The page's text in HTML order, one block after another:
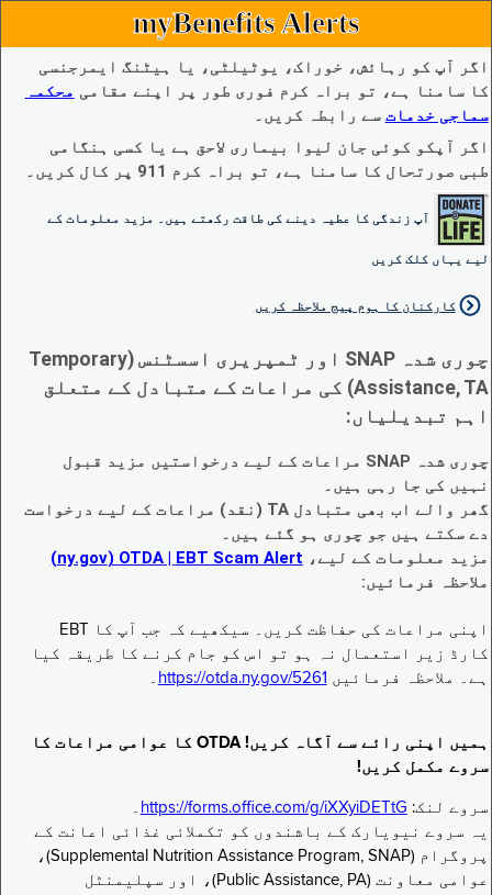
myBenefits Alerts
اگر آپ کو رہائش، خوراک، یوٹیلٹی، یا ہیٹنگ ایمرجنسی
کا سامنا ہے، تو براہ کرم فوری طور پر اپنے مقامی محکمہ
سماجی خدمات سے رابطہ کریں۔
اگر آپکو کوئی جان لیوا بیماری لاحق ہے یا کسی ہنگامی
طبی صورتحال کا سامنا ہے، تو براہ کرم 911 پر کال کریں۔
آپ زندگی کا عطیہ دینے کی طاقت رکھتے ہیں۔ مزید معلومات کے
لیے یہاں کلک کریں
کارکنان کا ہوم پیج ملاحظہ کریں
چوری شدہ SNAP اور ٹمپریری اسسٹنس (Temporary
Assistance, TA) کی مراعات کے متبادل کے متعلق
اہم تبدیلیاں:
چوری شدہ SNAP مراعات کے لیے درخواستیں مزید قبول
نہیں کی جا رہی ہیں۔
گھر والے اب بھی متبادل TA (نقد) مراعات کے لیے درخواست
دے سکتے ہیں جو چوری ہو گئے ہیں۔
مزید معلومات کے لیے، EBT Scam Alert ‏| OTDA ‏(ny.gov)
ملاحظہ فرمائیں:
اپنی مراعات کی حفاظت کریں۔ سیکھیے کہ جب آپ کا EBT
کارڈ زیر استعمال نہ ہو تو اس کو جام کرنے کا طریقہ کیا
ہے۔ ملاحظہ فرمائیں https://otda.ny.gov/5261 ۔
ہمیں اپنی رائے سے آگاہ کریں! OTDA کا عوامی مراعات کا
سروے مکمل کریں!
سروے لنک: https://forms.office.com/g/iXXyiDETtG ۔
یہ سروے نیویارک کے باشندوں کو تکملائی غذائی اعانت کے
پروگرام (Supplemental Nutrition Assistance Program, SNAP)،
عوامی معاونت (Public Assistance, PA)، اور سپلیمنٹل